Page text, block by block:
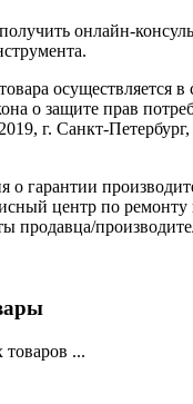
онлайн-
товара осуществляется в
о защите прав
г. Санкт-
о гарантии
центр по ремонту
продавца/
товаров ...